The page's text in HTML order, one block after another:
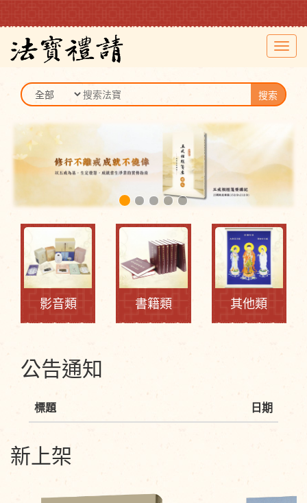
搜索
影音類 書籍類 其他類
公告通知
標題 日期
新上架